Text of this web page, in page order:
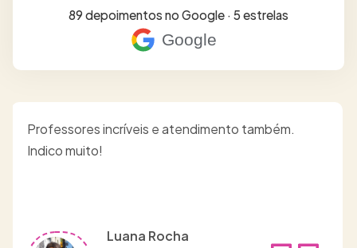
89 depoimentos no Google · 5 estrelas
Google
Professores incríveis e atendimento também.
Indico muito!
Luana Rocha